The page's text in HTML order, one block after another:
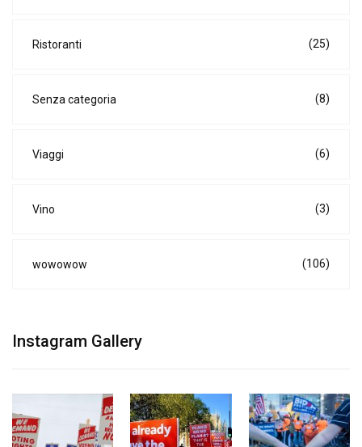
Ristoranti (25)
Senza categoria (8)
Viaggi (6)
Vino (3)
wowowow (106)
Instagram Gallery